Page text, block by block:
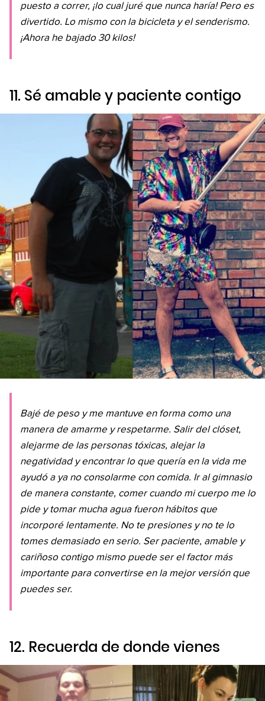
puesto a correr, ¡lo cual juré que nunca haría! Pero es
divertido. Lo mismo con la bicicleta y el senderismo.
¡Ahora he bajado 30 kilos!
11. Sé amable y paciente contigo
Bajé de peso y me mantuve en forma como una
manera de amarme y respetarme. Salir del clóset,
alejarme de las personas tóxicas, alejar la
negatividad y encontrar lo que quería en la vida me
ayudó a ya no consolarme con comida. Ir al gimnasio
de manera constante, comer cuando mi cuerpo me lo
pide y tomar mucha agua fueron hábitos que
incorporé lentamente. No te presiones y no te lo
tomes demasiado en serio. Ser paciente, amable y
cariñoso contigo mismo puede ser el factor más
importante para convertirse en la mejor versión que
puedes ser.
12. Recuerda de donde vienes